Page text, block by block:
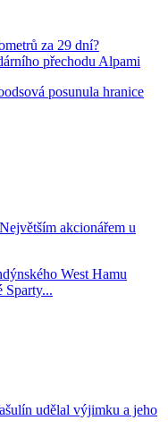
za 29 dní?
přechodu Alpami
posunula hranice
akcionářem u
West Hamu
Sparty...
udělal výjimku a jeho